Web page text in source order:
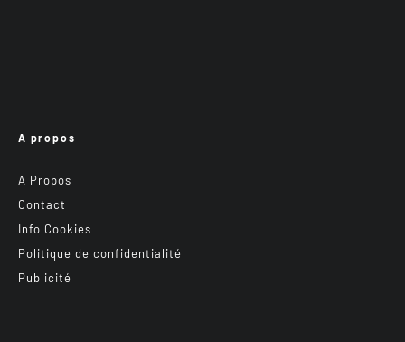
A propos
A Propos
Contact
Info Cookies
Politique de confidentialité
Publicité